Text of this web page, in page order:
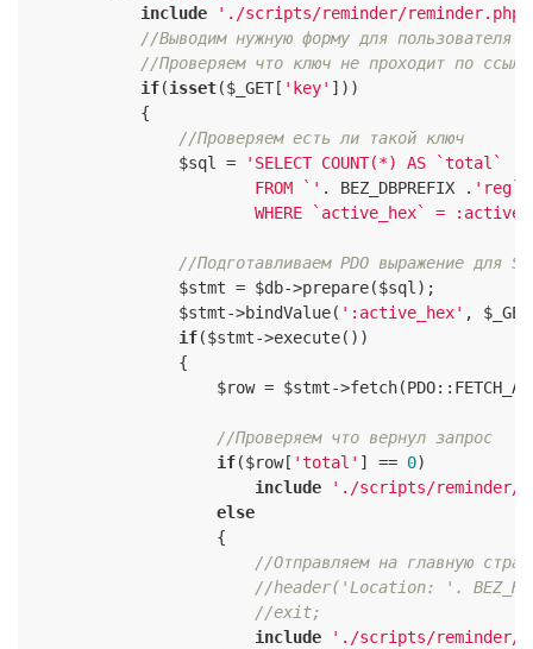
include
'./scripts/reminder/reminder.php'
//Выводим нужную форму для пользователя
//Проверяем что ключ не проходит по
if(isset($_GET[ 'key' ]))
            {
//Проверяем есть ли такой ключ
                $sql =
'SELECT COUNT(*) AS `total`
                        FROM `'
. BEZ_DBPREFIX . 'reg`
WHERE `active_hex` =
//Подготавливаем PDO выражение для
                $stmt = $db->prepare($sql);
                $stmt->bindValue(
':active_hex' ,
if($stmt->execute())
                {
$row = $stmt-
//Проверяем что вернул запрос
if($row[ 'total' ] == 0)
include
'./scripts/reminder/
else
                    {
//Отправляем на главную
//header('Location: '.
//exit;
include
'./scripts/reminder/